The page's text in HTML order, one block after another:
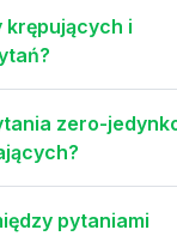
krępujących i
zero-
pytaniami